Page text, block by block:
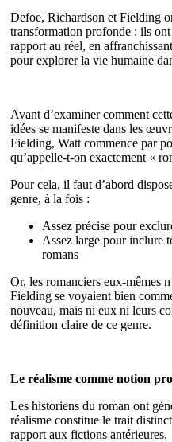
Defoe, Richardson et Fielding
transformation profonde : ils
rapport au réel, en
pour explorer la vie humaine
Avant d’examiner comment
idées se manifeste dans les
Fielding, Watt commence par
qu’appelle-t-on exactement «
Pour cela, il faut d’abord
genre, à la fois :
Assez précise pour
Assez large pour inclure
romans
Or, les romanciers eux-mêmes
Fielding se voyaient bien
nouveau, mais ni eux ni leurs
définition claire de ce genre.
Le réalisme comme notion
Les historiens du roman ont
réalisme constitue le trait
rapport aux fictions antérieures.